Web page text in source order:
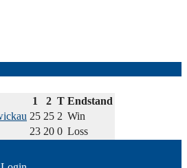
1 2 T Endstand
25 25 2 Win
23 20 0 Loss